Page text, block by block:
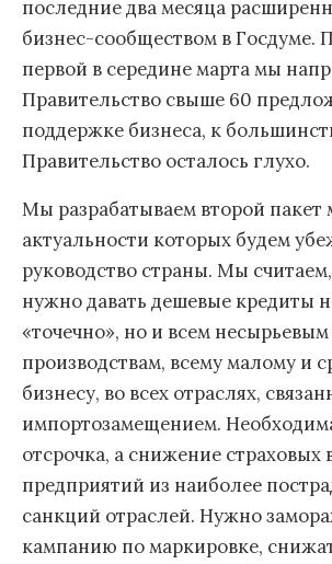
последние два месяца
бизнес-сообществом в Госдуме.
первой в середине марта мы
Правительство свыше 60
поддержке бизнеса, к
Правительство осталось глухо.
Мы разрабатываем второй пакет
актуальности которых будем
руководство страны. Мы
нужно давать дешевые кредиты
«точечно», но и всем несырьевым
производствам, всему малому и
бизнесу, во всех отраслях,
импортозамещением.
отсрочка, а снижение страховых
предприятий из наиболее
санкций отраслей. Нужно
кампанию по маркировке,